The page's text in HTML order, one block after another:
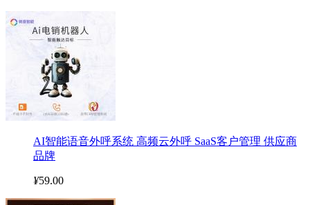
AI智能语音外呼系统 高频云外呼 SaaS客户管理 供应商
品牌
¥59.00